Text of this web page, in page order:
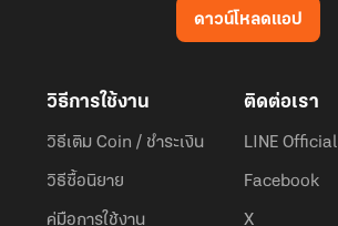
ดาวน์โหลดแอป
วิธีการใช้งาน
วิธีเติม Coin / ชำระเงิน
วิธีซื้อนิยาย
คู่มือการใช้งาน
ติดต่อเรา
LINE Official
Facebook
X